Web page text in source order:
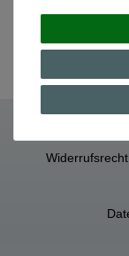
Widerrufs­recht